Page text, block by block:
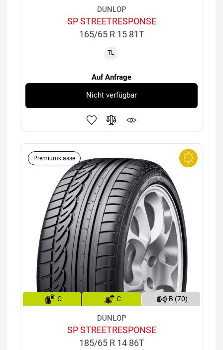
DUNLOP
SP STREETRESPONSE
165/65 R 15 81T
TL
Auf Anfrage
Nicht verfügbar
Premiumklasse
C C B (70)
DUNLOP
SP STREETRESPONSE
185/65 R 14 86T